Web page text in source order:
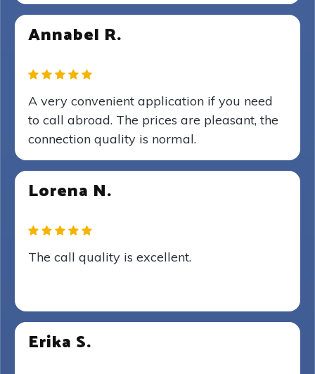
Annabel R.
A very convenient application if you need
to call abroad. The prices are pleasant, the
connection quality is normal.
Lorena N.
The call quality is excellent.
Erika S.